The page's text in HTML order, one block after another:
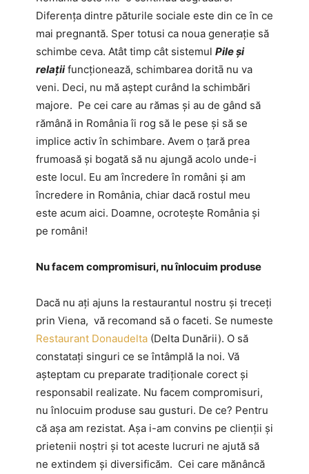
Diferența dintre păturile sociale este din ce în ce
mai pregnantă. Sper totusi ca noua generație să
schimbe ceva. Atât timp cât sistemul Pile și
relațiifuncționează, schimbarea doritā nu va
veni. Deci, nu mă aștept curând la schimbări
majore. Pe cei care au rămas și au de gând să
rămână in România îi rog să le pese și să se
implice activ în schimbare. Avem o țară prea
frumoasă și bogată să nu ajungă acolo unde-i
este locul. Eu am încredere în români și am
încredere in România, chiar dacă rostul meu
este acum aici. Doamne, ocrotește România și
pe români!
Nu facem compromisuri, nu înlocuim produse
Dacă nu ați ajuns la restaurantul nostru și treceți
prin Viena, vă recomand să o faceti. Se numeste
Restaurant Donaudelta (Delta Dunării). O să
constatați singuri ce se întâmplă la noi. Vă
așteptam cu preparate tradiționale corect și
responsabil realizate. Nu facem compromisuri,
nu înlocuim produse sau gusturi. De ce? Pentru
că așa am rezistat. Așa i-am convins pe clienții și
prietenii noștri și tot aceste lucruri ne ajută să
ne extindem și diversificăm. Cei care mănâncă